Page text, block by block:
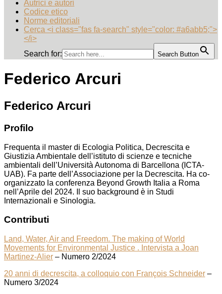
Autrici e autori
Codice etico
Norme editoriali
Cerca <i class="fas fa-search" style="color: #a6abb5;">
</i>
Search for:
Search Button
Federico Arcuri
Federico Arcuri
Profilo
Frequenta il master di Ecologia Politica, Decrescita e
Giustizia Ambientale dell’istituto di scienze e tecniche
ambientali dell’Università Autonoma di Barcellona (ICTA-
UAB). Fa parte dell’Associazione per la Decrescita. Ha co-
organizzato la conferenza Beyond Growth Italia a Roma
nell’Aprile del 2024. Il suo background è in Studi
Internazionali e Sinologia.
Contributi
Land, Water, Air and Freedom. The making of World
Movements for Environmental Justice . Intervista a Joan
Martinez-Alier – Numero 2/2024
20 anni di decrescita, a colloquio con François Schneider –
Numero 3/2024